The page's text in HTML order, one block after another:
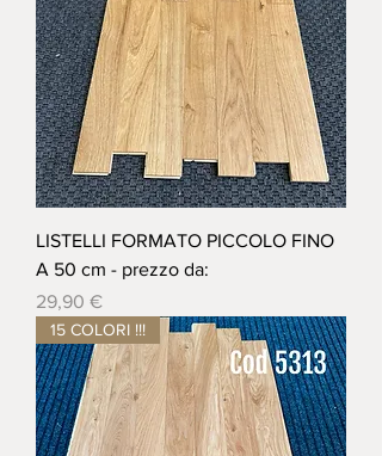
LISTELLI FORMATO PICCOLO FINO
A 50 cm - prezzo da:
Prezzo
29,90 €
15 COLORI !!!